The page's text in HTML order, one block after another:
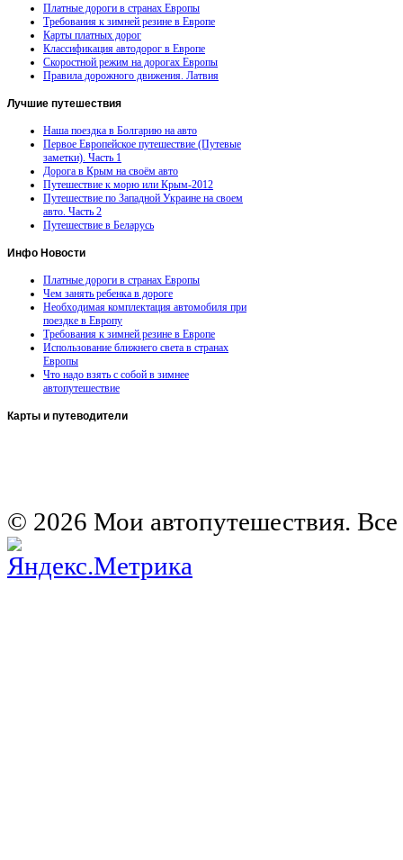
Платные дороги в странах Европы
Требования к зимней резине в Европе
Карты платных дорог
Классификация автодорог в Европе
Скоростной режим на дорогах Европы
Правила дорожного движения. Латвия
Лучшие путешествия
Наша поездка в Болгарию на авто
Первое Европейское путешествие (Путевые
заметки). Часть 1
Дорога в Крым на своём авто
Путешествие к морю или Крым-2012
Путешествие по Западной Украине на своем
авто. Часть 2
Путешествие в Беларусь
Инфо Новости
Платные дороги в странах Европы
Чем занять ребенка в дороге
Необходимая комплектация автомобиля при
поездке в Европу
Требования к зимней резине в Европе
Использование ближнего света в странах
Европы
Что надо взять с собой в зимнее
автопутешествие
Карты и путеводители
© 2026 Мои автопутешествия.